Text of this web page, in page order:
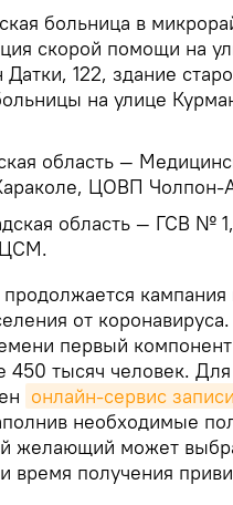
больница в
скорой помощи на
122, здание
на улице
область —
ЦОВП Чолпон-
область — ГСВ №
кампания
от
первый
450 тысяч человек. Для
онлайн-сервис записи
необходимые
желающий может
время получения